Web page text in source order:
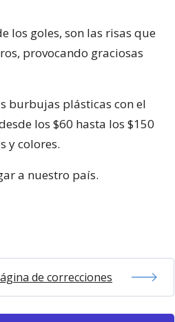
los goles, son las risas que
provocando graciosas
burbujas plásticas con el
los $60 hasta los $150
y colores.
a nuestro país.
de correcciones